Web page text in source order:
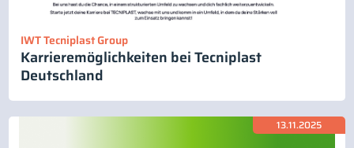
IWT Tecniplast Group
Karrieremöglichkeiten bei Tecniplast
Deutschland
13.11.2025